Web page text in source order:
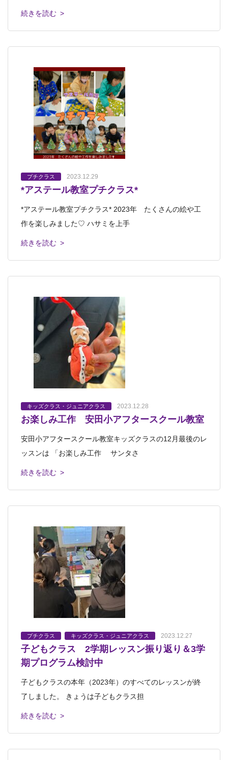
続きを読む >
プチクラス 2023.12.29
*アステール教室プチクラス*
*アステール教室プチクラス* 2023年 たくさんの絵や工
作を楽しみました♡ ハサミを上手
続きを読む >
キッズクラス・ジュニアクラス 2023.12.28
お楽しみ工作 安田小アフタースクール教室
安田小アフタースクール教室キッズクラスの12月最後のレ
ッスンは 「お楽しみ工作 サンタさ
続きを読む >
プチクラス キッズクラス・ジュニアクラス 2023.12.27
子どもクラス 2学期レッスン振り返り＆3学
期プログラム検討中
子どもクラスの本年（2023年）のすべてのレッスンが終
了しました。 きょうは子どもクラス担
続きを読む >